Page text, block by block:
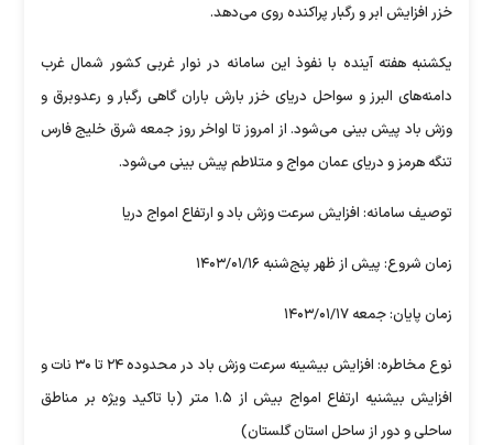
خزر افزایش ابر و رگبار پراکنده روی می‌دهد.
یکشنبه هفته آینده با نفوذ این سامانه در نوار غربی کشور شمال غرب
دامنه‌های البرز و سواحل دریای خزر بارش باران گاهی رگبار و رعدوبرق و
وزش باد پیش بینی می‌شود. از امروز تا اواخر روز جمعه شرق خلیج فارس
تنگه هرمز و دریای عمان مواج و متلاطم پیش بینی می‌شود.
توصیف سامانه: افزایش سرعت وزش باد و ارتفاع امواج دریا
زمان شروع: پیش از ظهر پنج‌شنبه ۱۴۰۳/۰۱/۱۶
زمان پایان: جمعه ۱۴۰۳/۰۱/۱۷
نوع مخاطره: افزایش بیشینه سرعت وزش باد در محدوده ۲۴ تا ۳۰ نات و
افزایش بیشنیه ارتفاع امواج بیش از ۱.۵ متر (با تاکید ویژه بر مناطق
ساحلی و دور از ساحل استان گلستان)